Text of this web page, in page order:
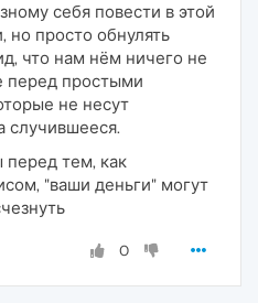
себя повести в этой
но просто обнулять
что нам нём ничего не
перед простыми
не несут
случившееся.
тем, как
"ваши деньги" могут
0